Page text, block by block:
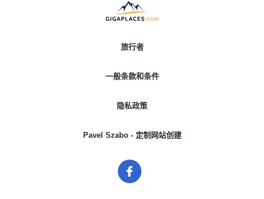
旅行者
一般条款和条件
隐私政策
Pavel Szabo - 定制网站创建